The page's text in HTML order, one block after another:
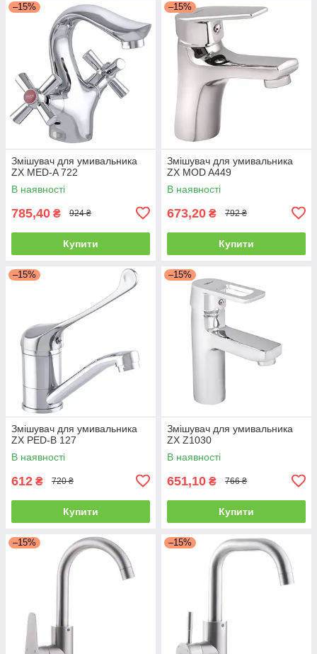
–15%
Змішувач для умивальника
ZX MED-A 722
В наявності
785,40 ₴ 924 ₴
Купити
–15%
Змішувач для умивальника
ZX MOD A449
В наявності
673,20 ₴ 792 ₴
Купити
–15%
Змішувач для умивальника
ZX PED-B 127
В наявності
612 ₴ 720 ₴
Купити
–15%
Змішувач для умивальника
ZX Z1030
В наявності
651,10 ₴ 766 ₴
Купити
–15% –15%